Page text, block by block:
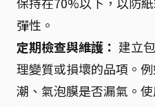
彈性。
定期檢查與維護： 建立
理變質或損壞的品項。
潮、氣泡膜是否漏氣。